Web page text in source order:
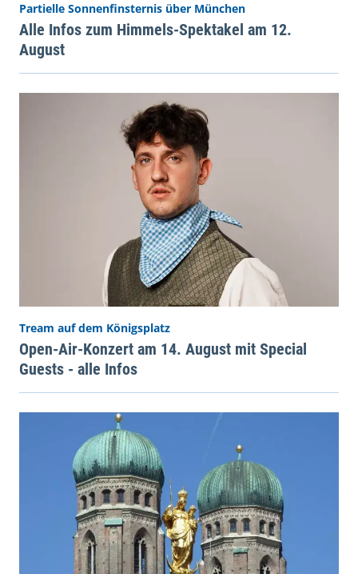
Partielle Sonnenfinsternis über München
Alle Infos zum Himmels-Spektakel am 12.
August
Tream auf dem Königsplatz
Open-Air-Konzert am 14. August mit Special
Guests - alle Infos